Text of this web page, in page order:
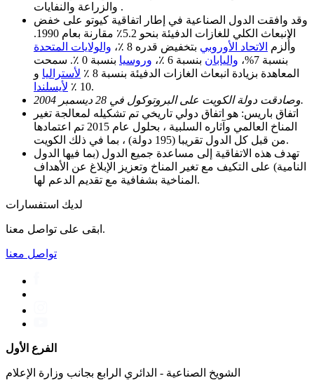
والزراعة والنفايات .
وقد وافقت الدول الصناعية في إطار اتفاقية كيوتو على خفض
الانبعاث الكلي للغازات الدفيئة بنحو 5.2٪ مقارنة بعام 1990.
وأُلزم الاتحاد الأوروبي بتخفيض قدره 8 ٪،
والولايات المتحدة
بنسبة 7%،
واليابان بنسبة 6 ٪، وروسيا
بنسبة 0 ٪. سمحت
المعاهدة بزيادة انبعاث الغازات الدفيئة بنسبة 8 ٪
لأستراليا و
10 ٪
لأيسلندا
.
وصادقت دولة الكويت على البروتوكول في 28 ديسمبر 2004.
اتفاق باريس: هو اتفاق دولي تاريخي تم تشكيله لمعالجة تغير
المناخ العالمي وآثاره السلبية ، بحلول عام 2015 تم اعتمادها
من قبل كل الدول تقريبا (195 دولة) ، بما في ذلك الكويت.
تهدف هذه الاتفاقية إلى مساعدة جميع الدول (بما فيها الدول
النامية) على التكيف مع تغير المناخ وتعزيز الإبلاغ عن الأهداف
المناخية بشفافية مع تقديم الدعم لها.
لديك استفسارات
ابقى على تواصل معنا.
تواصل معنا
الفرع الأول
الشويخ الصناعية - الدائري الرابع بجانب وزارة الإعلام